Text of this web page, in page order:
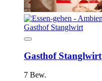
Gasthof Stanglwirt
7 Bew.